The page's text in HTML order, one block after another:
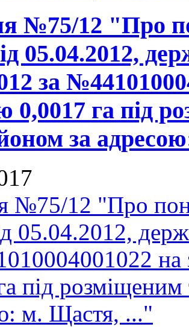
№75/12 "Про
05.04.2012,
за
0,0017 га під
за
№75/12 "Про
05.04.2012,
на
під
м. Щастя, ..."